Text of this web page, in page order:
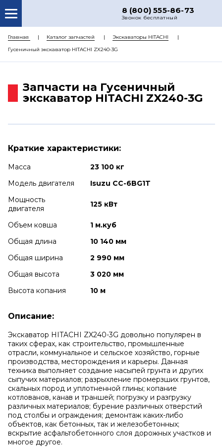
8 (800) 555-86-73
Звонок бесплатный
О НАС
КАТАЛОГ ЗАПЧАСТЕЙ
ДОСТАВКА
Главная Каталог запчастей
Экскаваторы HITACHI
Гусеничный экскаватор HITACHI ZX240-3G
Запчасти на Гусеничный
экскаватор HITACHI ZX240-3G
Краткие характеристики:
Масса
23 100 кг
Модель двигателя
Isuzu CC-6BG1T
Мощность
двигателя
125 кВт
Объем ковша
1 м.куб
Общая длина
10 140 мм
Общая ширина
2 990 мм
Общая высота
3 020 мм
Высота копания
10 м
Описание:
Экскаватор HITACHI ZX240-3G довольно популярен в
таких сферах, как строительство, промышленные
отрасли, коммунальное и сельское хозяйство, горные
производства, месторождения и карьеры. Данная
техника выполняет создание насыпей грунта и других
сыпучих материалов; разрыхление промерзших грунтов,
скальных пород и уплотненной глины; копание
котлованов, канав и траншей; погрузку и разгрузку
различных материалов; бурение различных отверстий
под столбы и ограждения; демонтаж каких-либо
объектов, как бетонных, так и железобетонных;
вскрытие асфальтобетонного слоя дорожных участков и
многое другое.